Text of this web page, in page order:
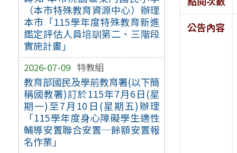
（本市特殊教育資源中心）辦理
本市「115學年度特殊教育新進
鑑定評估人員培訓第二、三階段
實施計畫」
2026-07-09 特教組
教育部國民及學前教育署(以下簡
稱國教署)訂於115年7月6日(星
期一)至7月10日(星期五)辦理
「115學年度身心障礙學生適性
輔導安置聯合安置─餘額安置報
名作業」
公告內容